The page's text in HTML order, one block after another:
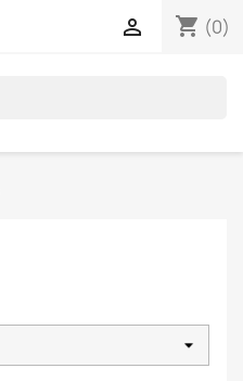
shopping_cart (0)
